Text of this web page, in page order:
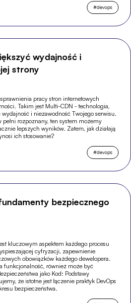
#devops
wydajność i
strony
pracy stron internetowych
Takim jest Multi-CDN - technologia,
i niezawodność Twojego serwisu.
pełni rozpoznany, ten system możemy
lepszych wyników. Zatem, jak działają
ich stosowanie?
#devops
bezpiecznego
kluczowym aspektem każdego procesu
cyfryzacji, zapewnienie
obowiązków każdego dewelopera.
funkcjonalność, również może być
jako Kod: Podstawy
że istotne jest łączenie praktyk DevOps
bezpieczeństwa.